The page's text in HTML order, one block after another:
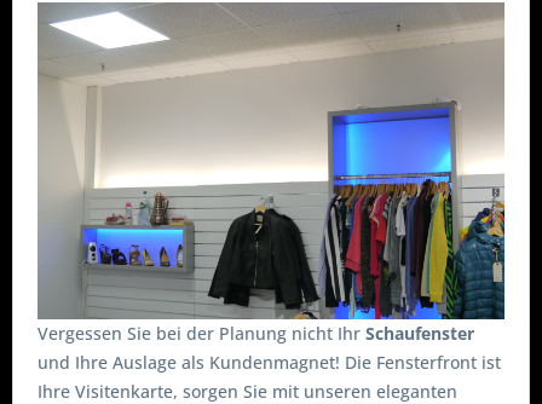
Vergessen Sie bei der Planung nicht Ihr Schaufenster
und Ihre Auslage als Kundenmagnet! Die Fensterfront ist
Ihre Visitenkarte, sorgen Sie mit unseren eleganten